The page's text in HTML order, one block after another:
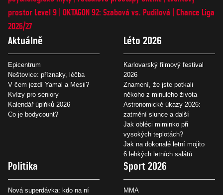
prostor Level 9 OKTAGON 92: Szabová vs. Pudilová
Chance Liga
2026/27
Aktuálně
Epicentrum
Neštovice: příznaky, léčba
V čem jezdí Yamal a Mesii?
Kvízy pro seniory
Kalendář úplňků 2026
Co je bodycount?
Léto 2026
Karlovarský filmový festival
2026
Znamení, že jste potkali
někoho z minulého života
Astronomické úkazy 2026:
zatmění slunce a další
Jak obléci miminko při
vysokých teplotách?
Jak na dokonalé letní mojito
6 lehkých letních salátů
Politika
Nová superdávka: kdo na ní
Sport 2026
MMA